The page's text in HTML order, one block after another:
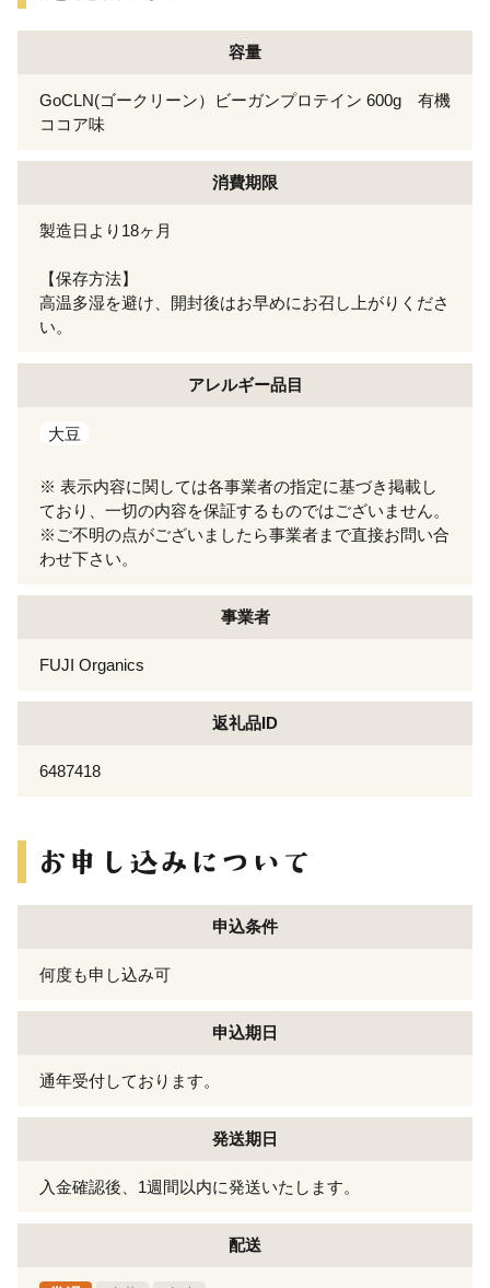
容量
GoCLN(ゴークリーン）ビーガンプロテイン 600g 有機
ココア味
消費期限
製造日より18ヶ月
【保存方法】
高温多湿を避け、開封後はお早めにお召し上がりくださ
い。
アレルギー品目
大豆
※ 表示内容に関しては各事業者の指定に基づき掲載し
ており、一切の内容を保証するものではございません。
※ご不明の点がございましたら事業者まで直接お問い合
わせ下さい。
事業者
FUJI Organics
返礼品ID
6487418
申込条件
何度も申し込み可
申込期日
通年受付しております。
発送期日
入金確認後、1週間以内に発送いたします。
配送